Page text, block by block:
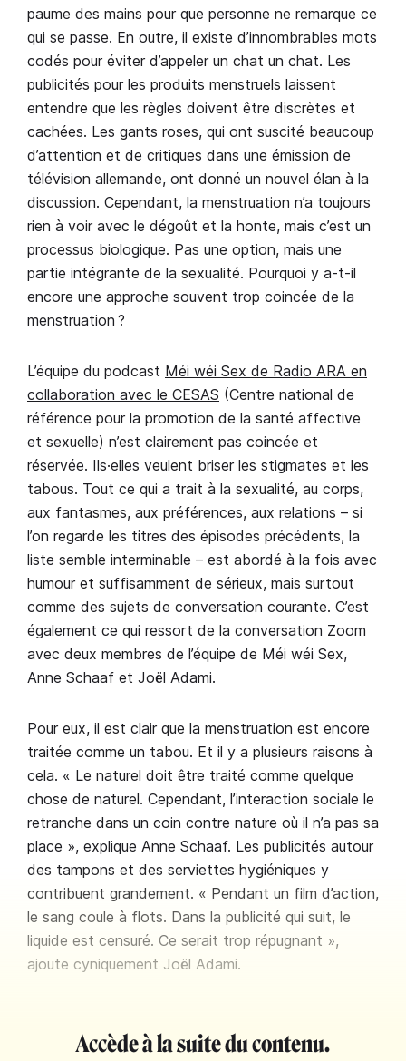
paume des mains pour que personne ne remarque ce
qui se passe. En outre, il existe d’innombrables mots
codés pour éviter d’appeler un chat un chat. Les
publicités pour les produits menstruels laissent
entendre que les règles doivent être discrètes et
cachées. Les gants roses, qui ont suscité beaucoup
d’attention et de critiques dans une émission de
télévision allemande, ont donné un nouvel élan à la
discussion. Cependant, la menstruation n’a toujours
rien à voir avec le dégoût et la honte, mais c’est un
processus biologique. Pas une option, mais une
partie intégrante de la sexualité. Pourquoi y a-t-il
encore une approche souvent trop coincée de la
menstruation ?
L’équipe du podcast Méi wéi Sex de Radio ARA en
collaboration avec le CESAS (Centre national de
référence pour la promotion de la santé affective
et sexuelle) n’est clairement pas coincée et
réservée. Ils·elles veulent briser les stigmates et les
tabous. Tout ce qui a trait à la sexualité, au corps,
aux fantasmes, aux préférences, aux relations – si
l’on regarde les titres des épisodes précédents, la
liste semble interminable – est abordé à la fois avec
humour et suffisamment de sérieux, mais surtout
comme des sujets de conversation courante. C’est
également ce qui ressort de la conversation Zoom
avec deux membres de l’équipe de Méi wéi Sex,
Anne Schaaf et Joël Adami.
Pour eux, il est clair que la menstruation est encore
traitée comme un tabou. Et il y a plusieurs raisons à
cela. « Le naturel doit être traité comme quelque
chose de naturel. Cependant, l’interaction sociale le
retranche dans un coin contre nature où il n’a pas sa
place », explique Anne Schaaf. Les publicités autour
des tampons et des serviettes hygiéniques y
contribuent grandement. « Pendant un film d’action,
le sang coule à flots. Dans la publicité qui suit, le
liquide est censuré. Ce serait trop répugnant »,
ajoute cyniquement Joël Adami.
Accède à la suite du contenu.